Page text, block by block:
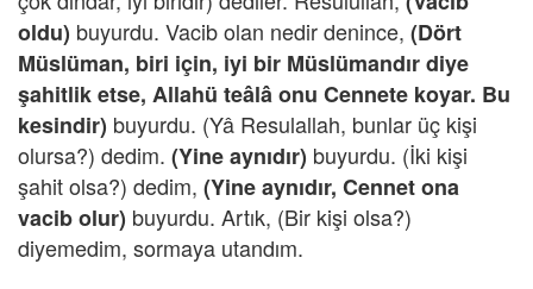
oldu) buyurdu. Vacib olan nedir denince, (Dört
Müslüman, biri için, iyi bir Müslümandır diye
şahitlik etse, Allahü teâlâ onu Cennete koyar. Bu
kesindir) buyurdu. (Yâ Resulallah, bunlar üç kişi
olursa?) dedim. (Yine aynıdır) buyurdu. (İki kişi
şahit olsa?) dedim, (Yine aynıdır, Cennet ona
vacib olur) buyurdu. Artık, (Bir kişi olsa?)
diyemedim, sormaya utandım.